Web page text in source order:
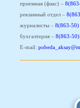
приемная (факс) –
рекламный отдел –
журналисты – 8(863-50)
бухгалтерия – 8(863-
E-mail: